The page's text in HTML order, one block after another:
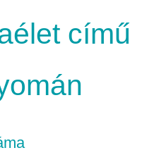
című